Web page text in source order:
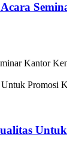
Kantor